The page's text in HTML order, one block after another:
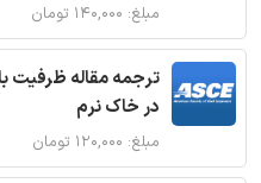
مبلغ: ۱۴۰,۰۰۰ تومان
ترجمه مقاله ظرفیت
در خاک نرم
مبلغ: ۱۲۰,۰۰۰ تومان